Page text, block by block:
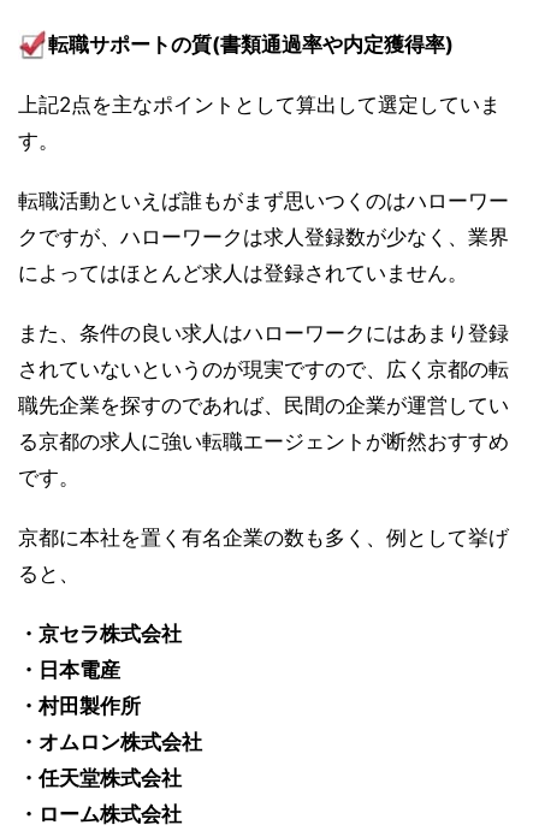
転職サポートの質(書類通過率や内定獲得率)
上記2点を主なポイントとして算出して選定していま
す。
転職活動といえば誰もがまず思いつくのはハローワー
クですが、ハローワークは求人登録数が少なく、業界
によってはほとんど求人は登録されていません。
また、条件の良い求人はハローワークにはあまり登録
されていないというのが現実ですので、広く京都の転
職先企業を探すのであれば、民間の企業が運営してい
る京都の求人に強い転職エージェントが断然おすすめ
です。
京都に本社を置く有名企業の数も多く、例として挙げ
ると、
・京セラ株式会社
・日本電産
・村田製作所
・オムロン株式会社
・任天堂株式会社
・ローム株式会社